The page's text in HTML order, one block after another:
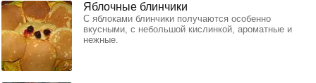
Яблочные блинчики
С яблоками блинчики получаются особенно
вкусными, с небольшой кислинкой, ароматные и
нежные.